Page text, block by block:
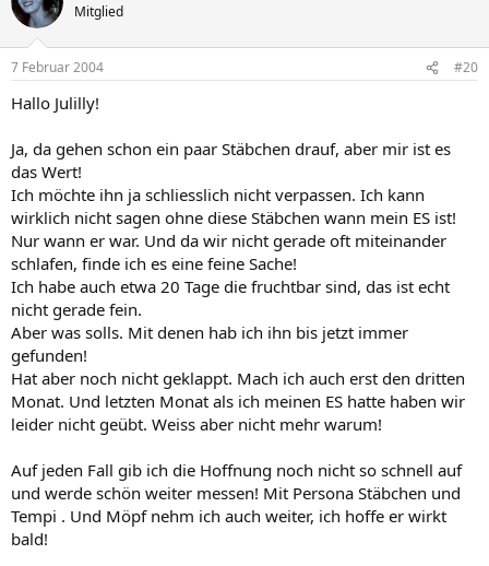
Mitglied
7 Februar 2004 #20
Hallo Julilly!
Ja, da gehen schon ein paar Stäbchen drauf, aber mir ist es
das Wert!
Ich möchte ihn ja schliesslich nicht verpassen. Ich kann
wirklich nicht sagen ohne diese Stäbchen wann mein ES ist!
Nur wann er war. Und da wir nicht gerade oft miteinander
schlafen, finde ich es eine feine Sache!
Ich habe auch etwa 20 Tage die fruchtbar sind, das ist echt
nicht gerade fein.
Aber was solls. Mit denen hab ich ihn bis jetzt immer
gefunden!
Hat aber noch nicht geklappt. Mach ich auch erst den dritten
Monat. Und letzten Monat als ich meinen ES hatte haben wir
leider nicht geübt. Weiss aber nicht mehr warum!
Auf jeden Fall gib ich die Hoffnung noch nicht so schnell auf
und werde schön weiter messen! Mit Persona Stäbchen und
Tempi . Und Möpf nehm ich auch weiter, ich hoffe er wirkt
bald!